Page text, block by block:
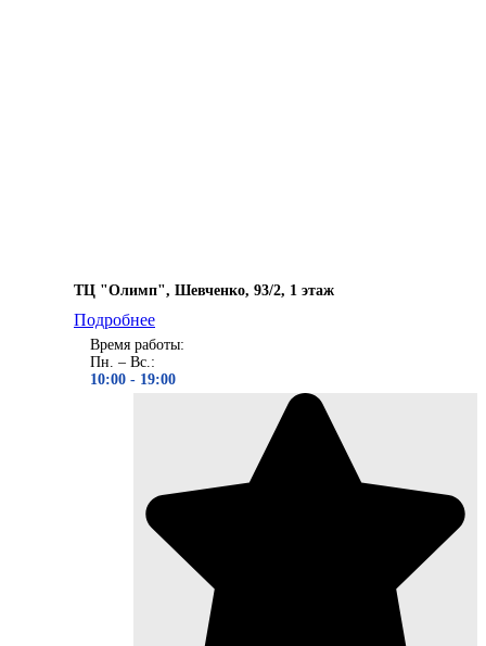
ТЦ "Олимп", Шевченко, 93/2, 1 этаж
Подробнее
Время работы:
Пн. – Вс.:
10:00 - 19:00